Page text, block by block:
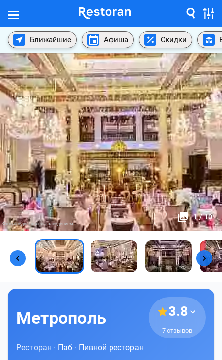
Ближайшие Афиша Скидки
1 / 10
Фото предоставлены заведением
Метрополь 3.8
7 отзывов
Ресторан · Паб · Пивной ресторан